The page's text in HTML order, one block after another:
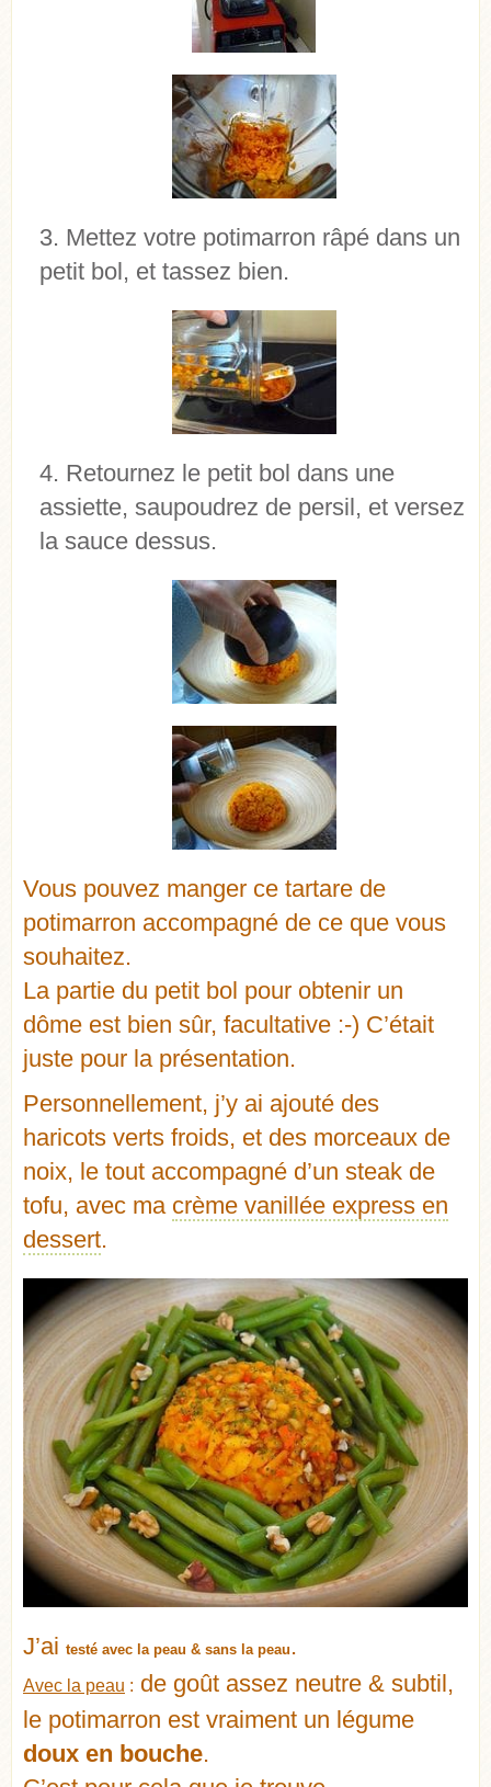
Mettez votre potimarron râpé dans un
petit bol, et tassez bien.
Retournez le petit bol dans une
assiette, saupoudrez de persil, et versez
la sauce dessus.
Vous pouvez manger ce tartare de
potimarron accompagné de ce que vous
souhaitez.
La partie du petit bol pour obtenir un
dôme est bien sûr, facultative :-) C’était
juste pour la présentation.
Personnellement, j’y ai ajouté des
haricots verts froids, et des morceaux de
noix, le tout accompagné d’un steak de
tofu, avec ma crème vanillée express en
dessert.
J’ai testé avec la peau & sans la peau .
Avec la peau : de goût assez neutre & subtil,
le potimarron est vraiment un légume
doux en bouche.